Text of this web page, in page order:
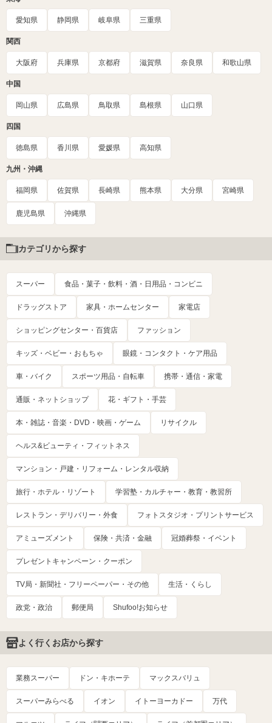
愛知県 静岡県 岐阜県 三重県
関西
大阪府 兵庫県 京都府 滋賀県 奈良県 和歌山県
中国
岡山県 広島県 鳥取県 島根県 山口県
四国
徳島県 香川県 愛媛県 高知県
九州・沖縄
福岡県 佐賀県 長崎県 熊本県 大分県 宮崎県
鹿児島県 沖縄県
カテゴリから探す
スーパー 食品・菓子・飲料・酒・日用品・コンビニ
ドラッグストア 家具・ホームセンター 家電店
ショッピングセンター・百貨店 ファッション
キッズ・ベビー・おもちゃ 眼鏡・コンタクト・ケア用品
車・バイク スポーツ用品・自転車 携帯・通信・家電
通販・ネットショップ 花・ギフト・手芸
本・雑誌・音楽・DVD・映画・ゲーム リサイクル
ヘルス&ビューティ・フィットネス
マンション・戸建・リフォーム・レンタル収納
旅行・ホテル・リゾート 学習塾・カルチャー・教育・教習所
レストラン・デリバリー・外食 フォトスタジオ・プリントサービス
アミューズメント 保険・共済・金融 冠婚葬祭・イベント
プレゼントキャンペーン・クーポン
TV局・新聞社・フリーペーパー・その他 生活・くらし
政党・政治 郵便局 Shufoo!お知らせ
よく行くお店から探す
業務スーパー ドン・キホーテ マックスバリュ
スーパーみらべる イオン イトーヨーカドー 万代